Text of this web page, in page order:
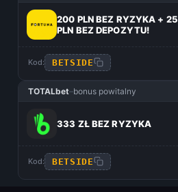
200 PLN BEZ RYZYKA + 25
PLN BEZ DEPOZYTU!
Kod: BETSIDE
TOTALbet–bonus powitalny
333 ZŁ BEZ RYZYKA
Kod: BETSIDE